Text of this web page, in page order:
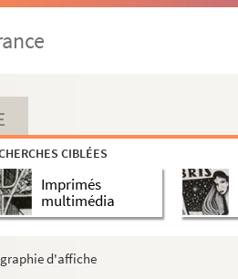
CIBLÉES
Imprimés
multimédia
d'affiche
l'Odéon)
tournée ; reprise)
; reprise)